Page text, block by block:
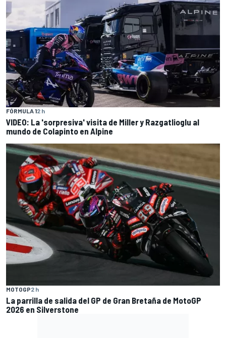
FÓRMULA 12 h
VIDEO: La 'sorpresiva' visita de Miller y Razgatlioglu al
mundo de Colapinto en Alpine
MOTOGP2 h
La parrilla de salida del GP de Gran Bretaña de MotoGP
2026 en Silverstone